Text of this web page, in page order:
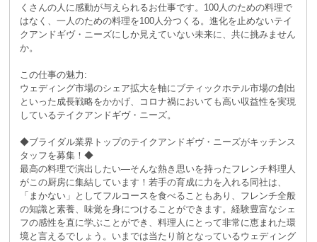
くさんの人に感動が与えられるお仕事です。100人のための料理で
はなく、一人のための料理を100人分つくる。進化を止めないテイ
クアンドギヴ・ニーズにしか見えていない未来に、共に挑みません
か。
この仕事の魅力:
ウェディング市場のシェア拡大を軸にブティックホテル市場の創出
といった成長戦略をかかげ、コロナ禍においても高い収益性を実現
しているテイクアンドギヴ・ニーズ。
◆ブライダル業界トップのテイクアンドギヴ・ニーズがキッチンス
タッフを募集！◆
最高の料理で演出したい―そんな熱き思いを持ったフレンチ料理人
がこの厨房に集結しています！若手の育成に力を入れる同社は、
「まかない」としてフルコースを食べることもあり、フレンチ全般
の知識と素養、味覚を身につけることができます。経験豊富なシェ
フの感性を直に学ぶことができ、料理人にとって非常に恵まれた環
境と言えるでしょう。いまでは当たり前となっているウェディング